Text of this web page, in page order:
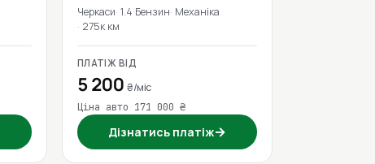
Черкаси 1.4 Бензин Механіка
275к км
ПЛАТІЖ ВІД
5 200 ₴/міс
Ціна авто 171 000 ₴
Дізнатись платіж→